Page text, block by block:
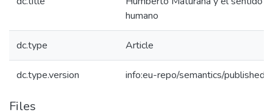
humano
dc.type Article
dc.type.version info:eu-repo/semantics/
Files